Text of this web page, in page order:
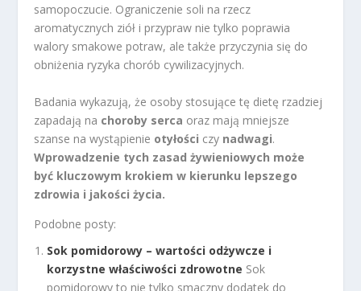
samopoczucie. Ograniczenie soli na rzecz
aromatycznych ziół i przypraw nie tylko poprawia
walory smakowe potraw, ale także przyczynia się do
obniżenia ryzyka chorób cywilizacyjnych.
Badania wykazują, że osoby stosujące tę dietę rzadziej
zapadają na choroby serca oraz mają mniejsze
szanse na wystąpienie otyłości czy nadwagi.
Wprowadzenie tych zasad żywieniowych może
być kluczowym krokiem w kierunku lepszego
zdrowia i jakości życia.
Podobne posty:
Sok pomidorowy – wartości odżywcze i
korzystne właściwości zdrowotne Sok
pomidorowy to nie tylko smaczny dodatek do